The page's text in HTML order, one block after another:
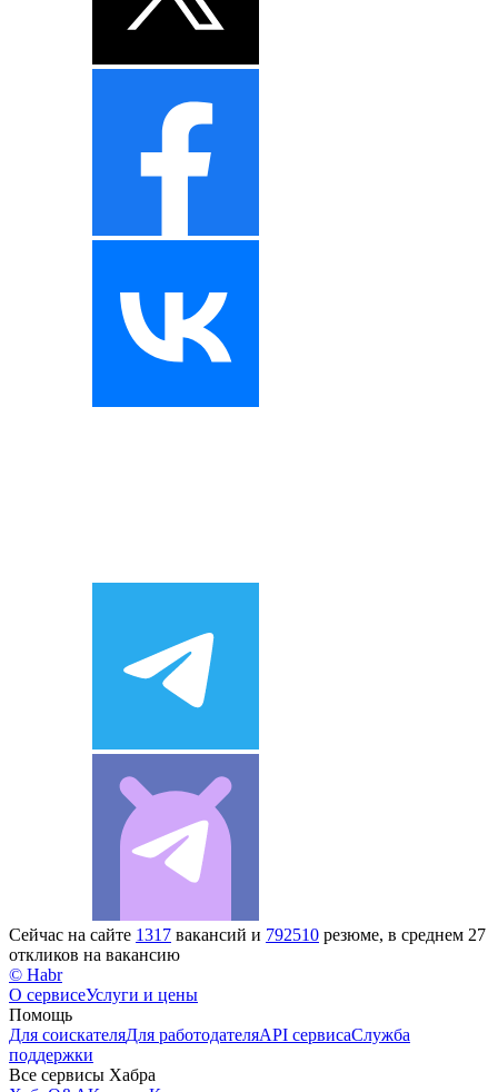
Сейчас на сайте 1317 вакансий и 792510 резюме, в среднем 27
откликов на вакансию
© Habr
О сервисеУслуги и цены
Помощь
Для соискателяДля работодателяAPI сервисаСлужба
поддержки
Все сервисы Хабра